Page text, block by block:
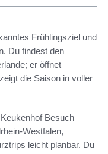
Frühlingsziel und
Du findest den
er öffnet
die Saison in voller
Besuch
Westfalen,
leicht planbar. Du